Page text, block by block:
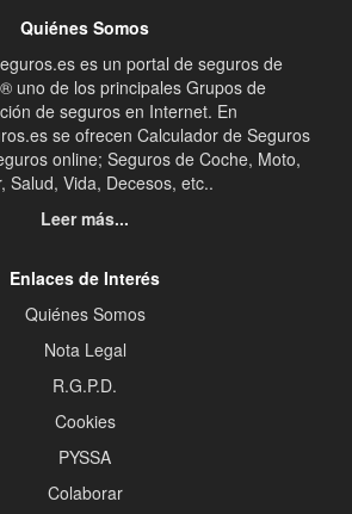
Quiénes Somos
es un portal de seguros de
uno de los principales Grupos de
de seguros en Internet. En
se ofrecen Calculador de Seguros
online; Seguros de Coche, Moto,
Salud, Vida, Decesos, etc..
Leer más...
Enlaces de Interés
Quiénes Somos
Nota Legal
R.G.P.D.
Cookies
PYSSA
Colaborar